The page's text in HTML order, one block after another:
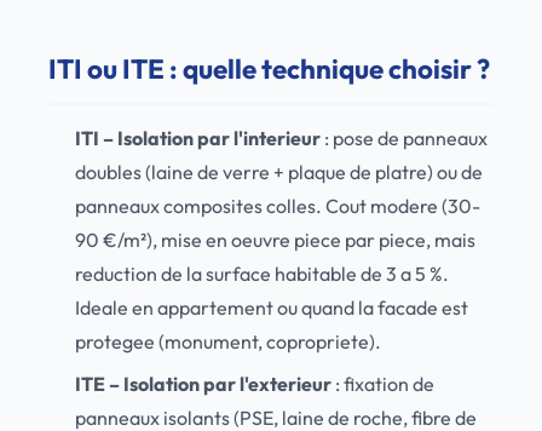
ITI ou ITE : quelle technique choisir ?
ITI – Isolation par l'interieur : pose de panneaux
doubles (laine de verre + plaque de platre) ou de
panneaux composites colles. Cout modere (30-
90 €/m²), mise en oeuvre piece par piece, mais
reduction de la surface habitable de 3 a 5 %.
Ideale en appartement ou quand la facade est
protegee (monument, copropriete).
ITE – Isolation par l'exterieur : fixation de
panneaux isolants (PSE, laine de roche, fibre de